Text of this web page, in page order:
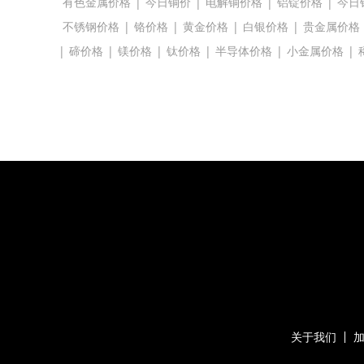
不锈钢价格 | 铬价格 | 黄金价格 | 白银价格 | 贵金属价格
| 碲价格 | 镁价格 | 钛价格 | 半导体价格 | 小金属价格 |
关于我们